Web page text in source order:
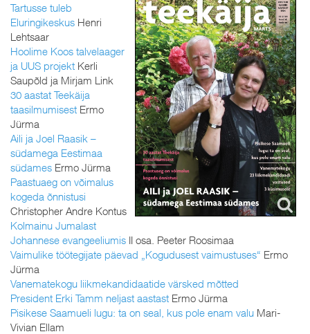
Tartusse tuleb
Eluringikeskus Henri
Lehtsaar
Hoolime Koos talvelaager
ja UUS projekt Kerli
Saupõld ja Mirjam Link
30 aastat Teekäija
taasilmumisest Ermo
Jürma
Aili ja Joel Raasik –
südamega Eestimaa
südames Ermo Jürma
Paastuaeg on võimalus
kogeda õnnistusi
Christopher Andre Kontus
Kolmainu Jumalast
Johannese evangeeliumis II osa. Peeter Roosimaa
Vaimulike töötegijate päevad „Kogudusest vaimustuses“ Ermo
Jürma
Vanematekogu liikmekandidaatide värsked mõtted
President Erki Tamm neljast aastast Ermo Jürma
Pisikese Saamueli lugu: ta on seal, kus pole enam valu Mari-
Vivian Ellam